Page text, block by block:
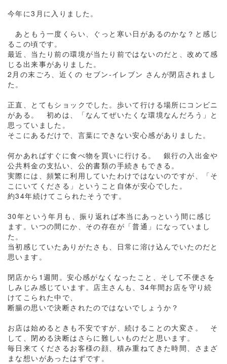
今年に3月に入りました。
あともう一度くらい、ぐっと寒い日があるのかな？と感じ
るこの頃です。
最近、当たり前の環境が当たり前ではないのだと、改めて感
じる出来事がありました。
2月の末ごろ、近くの セブン-イレブン さんが閉店されまし
た。
正直、とてもショックでした。歩いて行ける場所にコンビニ
がある。 初めは、「なんてぜいたくな環境なんだろう」と
思っていました。
そこにあるだけで、言葉にできない安心感がありました。
何かあればすぐに食べ物を買いに行ける。 銀行の入出金や
公共料金の支払い、公的書類の手続きもできる。
実際には、頻繁に利用していたわけではないのですが、「そ
こにいてくださる」ということ自体が安心でした。
約34年続けてこられたそうです。
30年という年月も、振り返れば本当にあっという間に感じ
ます。いつの間にか、その存在が「普通」になっていまし
た。
当初感じていたありがたさも、日常に溶け込んでいたのだと
思います。
閉店から1週間。安心感がなくなったこと、そして不便さを
しみじみ感じています。店主さんも、34年間お店を守り続
けてこられた中で、
断腸の思いで決断されたのではないでしょうか？
お店は始めるときも不安ですが、続けることの大変さ。 そ
して、閉める決断はさらに難しいものだと思います。
毎日来てくださるお客様の顔、積み重ねてきた時間、さまざ
まな想いがあったはずです。